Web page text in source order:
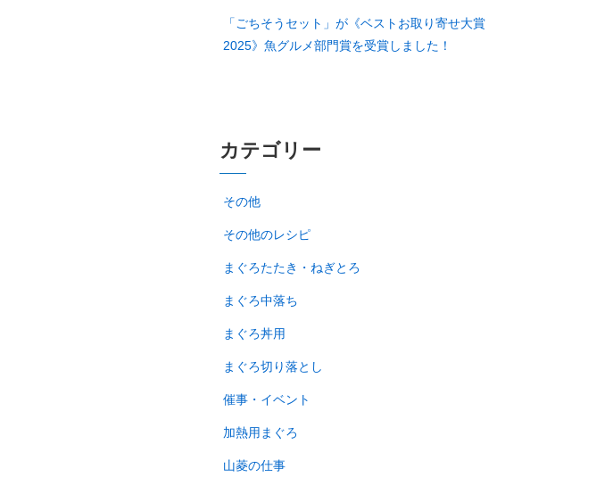
「ごちそうセット」が《ベストお取り寄せ大賞
2025》魚グルメ部門賞を受賞しました！
カテゴリー
その他
その他のレシピ
まぐろたたき・ねぎとろ
まぐろ中落ち
まぐろ丼用
まぐろ切り落とし
催事・イベント
加熱用まぐろ
山菱の仕事